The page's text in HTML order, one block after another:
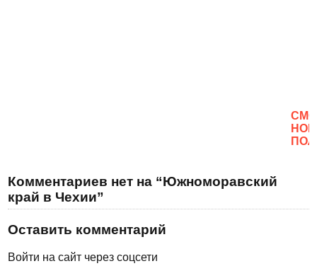
Комментариев нет на “Южноморавский
край в Чехии”
Оставить комментарий
Войти на сайт через соцсети